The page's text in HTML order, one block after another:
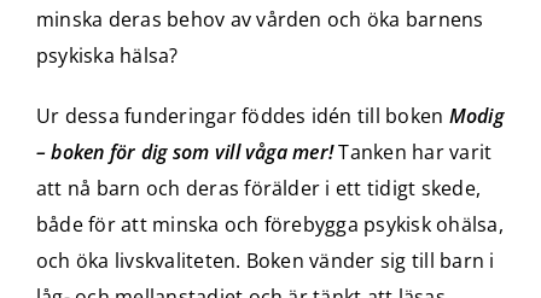
minska deras behov av vården och öka barnens
psykiska hälsa?
Ur dessa funderingar föddes idén till boken Modig
– boken för dig som vill våga mer!Tanken har varit
att nå barn och deras förälder i ett tidigt skede,
både för att minska och förebygga psykisk ohälsa,
och öka livskvaliteten. Boken vänder sig till barn i